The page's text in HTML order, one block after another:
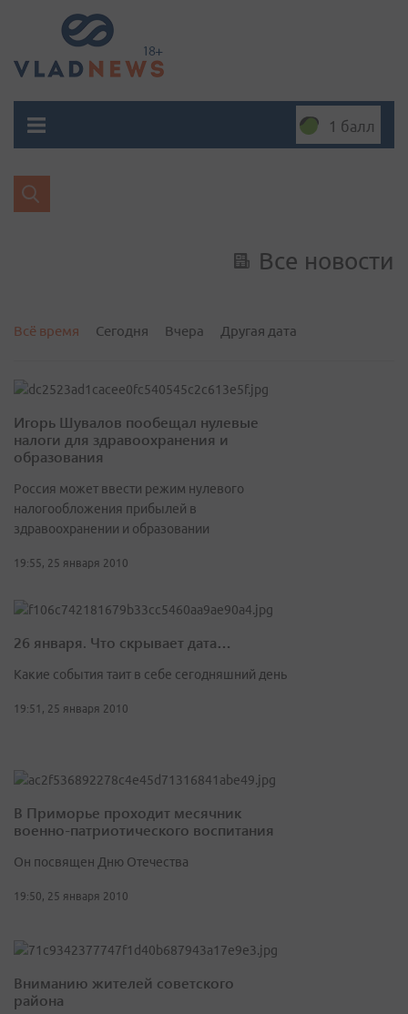
1 балл
Все новости
Всё время Сегодня Вчера Другая дата
Игорь Шувалов пообещал нулевые
налоги для здравоохранения и
образования
Россия может ввести режим нулевого
налогообложения прибылей в
здравоохранении и образовании
19:55, 25 января 2010
26 января. Что скрывает дата…
Какие события таит в себе сегодняшний день
19:51, 25 января 2010
В Приморье проходит месячник
военно-патриотического воспитания
Он посвящен Дню Отечества
19:50, 25 января 2010
Вниманию жителей советского
района